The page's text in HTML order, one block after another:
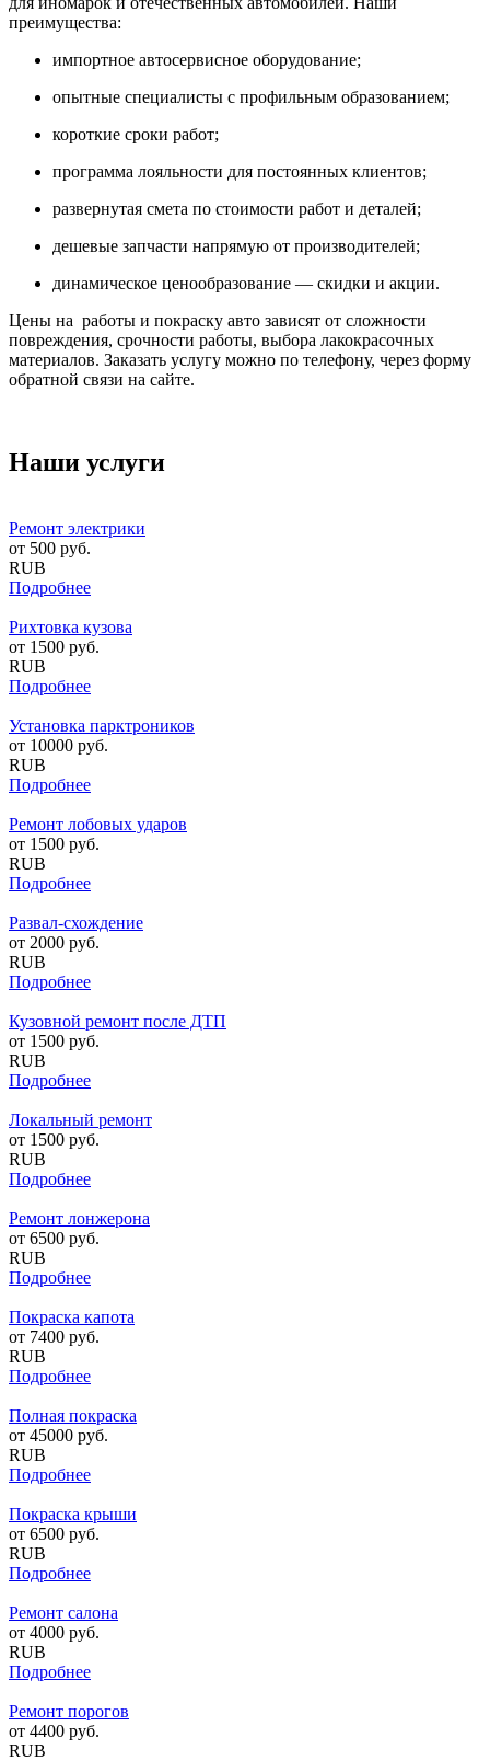
преимущества:
импортное автосервисное оборудование;
опытные специалисты с профильным образованием;
короткие сроки работ;
программа лояльности для постоянных клиентов;
развернутая смета по стоимости работ и деталей;
дешевые запчасти напрямую от производителей;
динамическое ценообразование — скидки и акции.
Цены на работы и покраску авто зависят от сложности
повреждения, срочности работы, выбора лакокрасочных
материалов. Заказать услугу можно по телефону, через форму
обратной связи на сайте.
Наши услуги
Ремонт электрики
от 500 руб.
RUB
Подробнее
Рихтовка кузова
от 1500 руб.
RUB
Подробнее
Установка парктроников
от 10000 руб.
RUB
Подробнее
Ремонт лобовых ударов
от 1500 руб.
RUB
Подробнее
Развал-схождение
от 2000 руб.
RUB
Подробнее
Кузовной ремонт после ДТП
от 1500 руб.
RUB
Подробнее
Локальный ремонт
от 1500 руб.
RUB
Подробнее
Ремонт лонжерона
от 6500 руб.
RUB
Подробнее
Покраска капота
от 7400 руб.
RUB
Подробнее
Полная покраска
от 45000 руб.
RUB
Подробнее
Покраска крыши
от 6500 руб.
RUB
Подробнее
Ремонт салона
от 4000 руб.
RUB
Подробнее
Ремонт порогов
от 4400 руб.
RUB